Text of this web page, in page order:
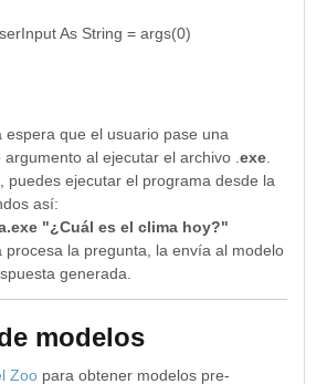
As String = args(0)
As New InferenceSession(modelPath)
cargado exitosamente.
para el modelo (adaptar según el
= New DenseTensor(Of
= New NamedOnnxValue()
el modelo
resultados
espera que el usuario pase una
al ejecutar el archivo . exe
puedes ejecutar el programa desde la
así:
procesa la pregunta, la envía al modelo
generada.
modelos
Zoo para obtener modelos pre-